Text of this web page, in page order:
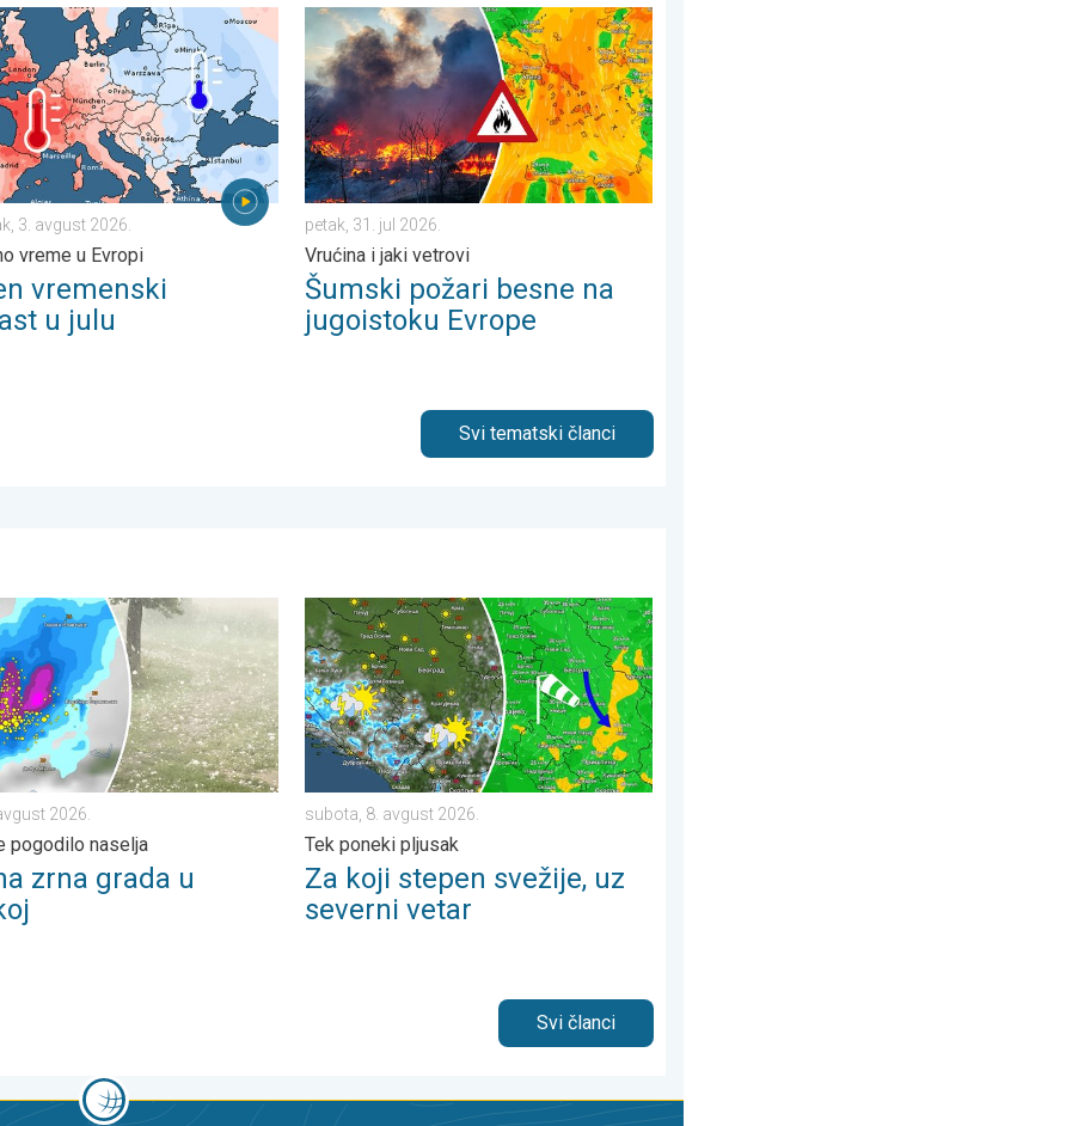
11. jul 2026.
vremenski kontrast u julu. Podeljeno vreme u Evropi. . . ponedeljak, 3. avgust 2026.
3. avgust 2026.
vreme u Evropi
vremenski
u julu
Šumski požari besne na jugoistoku Evrope. Vrućina i jaki vetrovi. . . petak, 31. jul 2026.
petak, 31. jul 2026.
Vrućina i jaki vetrovi
Šumski požari besne na
jugoistoku Evrope
Svi tematski članci
. . sreda, 5. avgust 2026.
zrna grada u Poljskoj. Nevreme pogodilo naselja. . . petak, 7. avgust 2026.
2026.
pogodilo naselja
zrna grada u
Za koji stepen svežije, uz severni vetar. Tek poneki pljusak. . . subota, 8. avgust 2026.
subota, 8. avgust 2026.
Tek poneki pljusak
Za koji stepen svežije, uz
severni vetar
Svi članci